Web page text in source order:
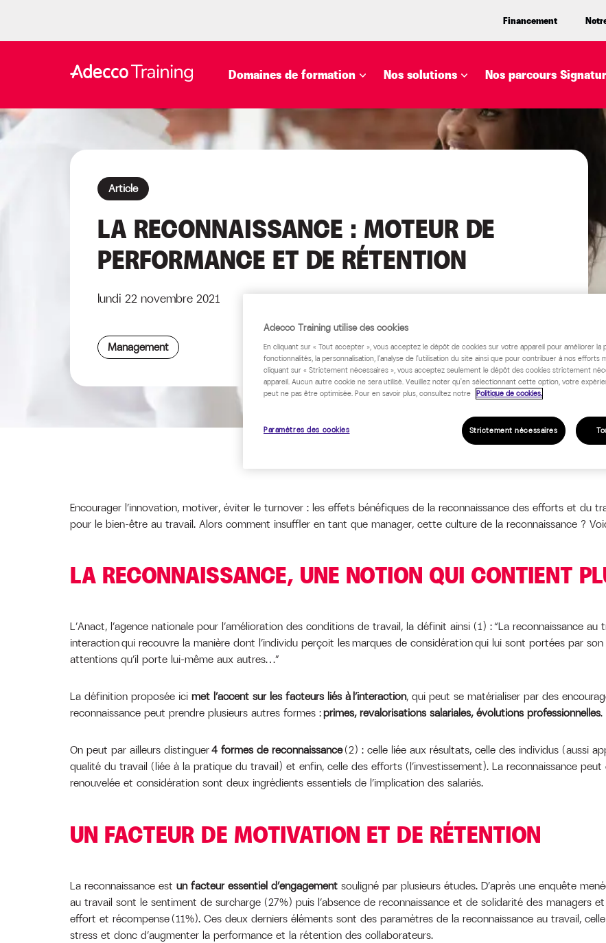
Financement
Domaines de formation Nos solutions Nos parcours
Article
LA RECONNAISSANCE : MOTEUR DE
PERFORMANCE ET DE RÉTENTION
lundi 22 novembre 2021
Management
Encourager l’innovation, motiver, éviter le turnover : les effets bénéfiques de la reconnaissance des efforts et du
pour le bien-être au travail. Alors comment insuffler en tant que manager, cette culture de la reconnaissance ?
LA RECONNAISSANCE, UNE NOTION QUI CONTIENT
L’Anact, l’agence nationale pour l’amélioration des conditions de travail, la définit ainsi (1) : “La reconnaissance au
interaction qui recouvre la manière dont l’individu perçoit les marques de considération qui lui sont portées par
attentions qu’il porte lui-même aux autres…”
La définition proposée ici met l’accent sur les facteurs liés à l’interaction, qui peut se matérialiser par des
reconnaissance peut prendre plusieurs autres formes :primes, revalorisations salariales, évolutions professionnelles.
On peut par ailleurs distinguer4 formes de reconnaissance(2) : celle liée aux résultats, celle des individus (aussi
qualité du travail (liée à la pratique du travail) et enfin, celle des efforts (l’investissement). La reconnaissance peut
renouvelée et considération sont deux ingrédients essentiels de l’implication des salariés.
UN FACTEUR DE MOTIVATION ET DE RÉTENTION
La reconnaissance est un facteur essentiel d’engagement souligné par plusieurs études. D’après une enquête
au travail sont le sentiment de surcharge (27%) puis l’absence de reconnaissance et de solidarité des managers
effort et récompense (11%). Ces deux derniers éléments sont des paramètres de la reconnaissance au travail,
stress et donc d’augmenter la performance et la rétention des collaborateurs.
Adecco Training utilise des cookies
En cliquant sur « Tout accepter », vous acceptez le dépôt de cookies sur votre appareil pour améliorer la
fonctionnalités, la personnalisation, l'analyse de l'utilisation du site ainsi que pour contribuer à nos efforts
cliquant sur « Strictement nécessaires », vous acceptez seulement le dépôt des cookies strictement
appareil. Aucun autre cookie ne sera utilisé. Veuillez noter qu'en sélectionnant cette option, votre
peut ne pas être optimisée. Pour en savoir plus, consultez notre Politique de cookies.
Paramètres des cookies Strictement nécessaires